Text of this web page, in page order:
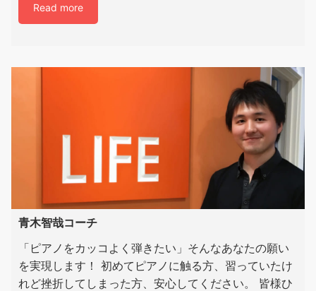
Read more
青木智哉コーチ
「ピアノをカッコよく弾きたい」そんなあなたの願い
を実現します！ 初めてピアノに触る方、習っていたけ
れど挫折してしまった方、安心してください。 皆様ひ